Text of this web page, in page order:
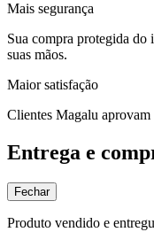
Mais segurança
Sua compra protegida do
suas mãos.
Maior satisfação
Clientes Magalu
Entrega e
Fechar
Produto vendido e